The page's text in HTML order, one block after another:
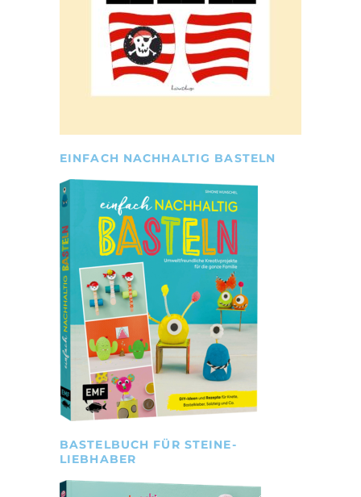
EINFACH NACHHALTIG BASTELN
BASTELBUCH FÜR STEINE-
LIEBHABER